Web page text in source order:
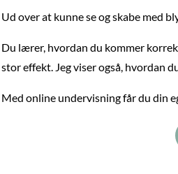
Ud over at kunne se og skabe med
Du lærer, hvordan du kommer
stor effekt. Jeg viser også, hvordan
Med online undervisning får du din